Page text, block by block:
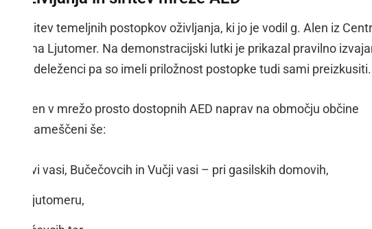
temeljnih postopkov oživljanja, ki jo je vodil g. Alen iz
doma Ljutomer. Na demonstracijski lutki je prikazal pravilno
udeleženci pa so imeli priložnost postopke tudi sami preizkusiti.
v mrežo prosto dostopnih AED naprav na območju občine
ji nameščeni še:
Novi vasi, Bučečovcih in Vučji vasi – pri gasilskih domovih,
pri Ljutomeru,